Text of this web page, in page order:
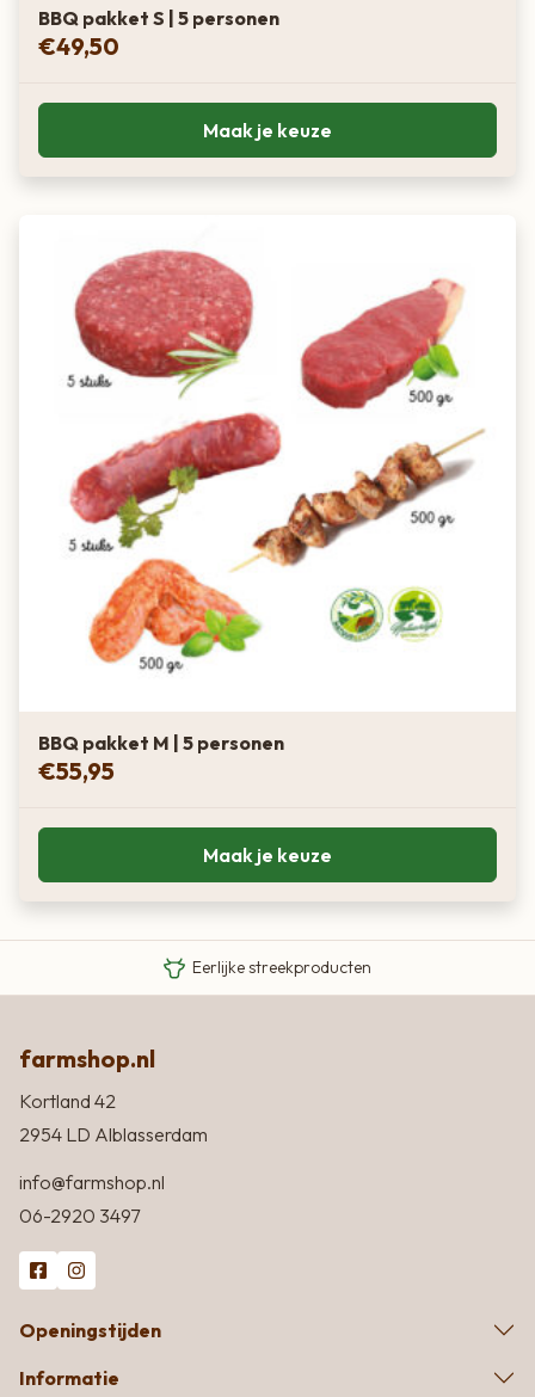
BBQ pakket S | 5 personen
€49,50
Maak je keuze
BBQ pakket M | 5 personen
€55,95
Maak je keuze
Eigen Limousin runderen
Eerlijke streekproducten
farmshop.nl
Kortland 42
2954 LD Alblasserdam
info@farmshop.nl
06-2920 3497
Openingstijden
Informatie